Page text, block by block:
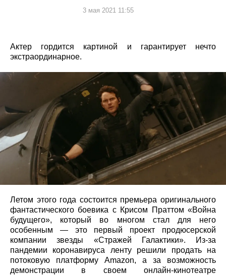
3 мая 2021 11:55
Актер гордится картиной и гарантирует нечто
экстраординарное.
Летом этого года состоится премьера оригинального
фантастического боевика с Крисом Праттом «Война
будущего», который во многом стал для него
особенным — это первый проект продюсерской
компании звезды «Стражей Галактики». Из-за
пандемии коронавируса ленту решили продать на
потоковую платформу Amazon, а за возможность
демонстрации в своем онлайн-кинотеатре